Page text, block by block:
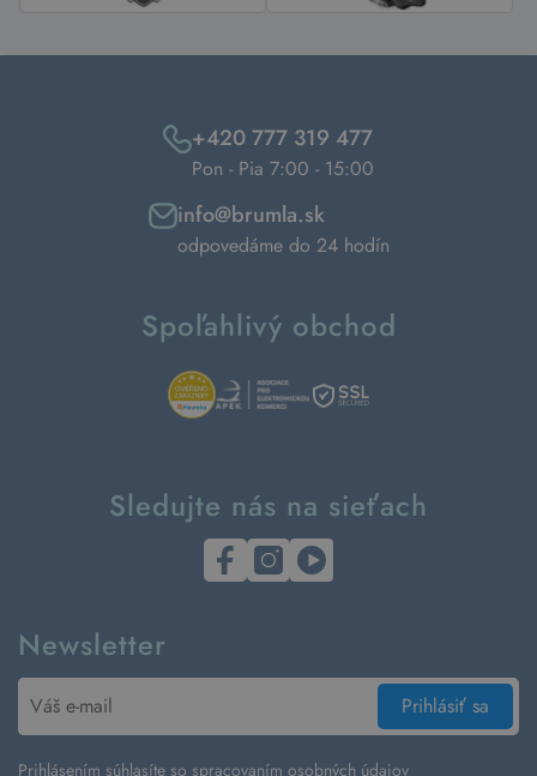
+420 777 319 477
Pon - Pia 7:00 - 15:00
info@brumla.sk
odpovedáme do 24 hodín
Spoľahlivý obchod
Sledujte nás na sieťach
Newsletter
Prihlásiť sa
Prihlásením súhlasíte so spracovaním osobných údajov